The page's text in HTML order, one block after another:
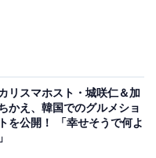
リスマホスト・城咲仁＆加
かえ、韓国でのグルメショ
を公開！ 「幸せそうで何よ